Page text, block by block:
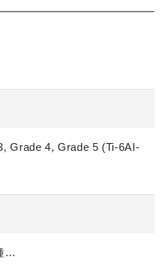
Grade 4, Grade 5 (Ti-6AI-
…